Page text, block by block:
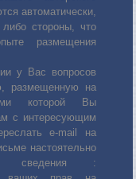
автоматически,
стороны, что
размещения
у Вас вопросов
размещенную на
которой Вы
с интересующим
е-mail на
настоятельно
сведения :